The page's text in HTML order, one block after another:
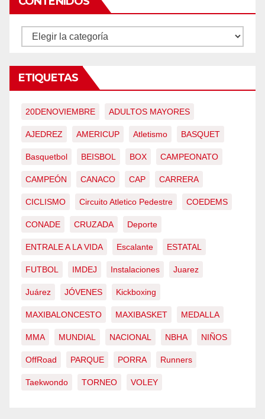
CONTENIDOS
ETIQUETAS
20DENOVIEMBRE ADULTOS MAYORES
AJEDREZ AMERICUP Atletismo BASQUET
Basquetbol BEISBOL BOX CAMPEONATO
CAMPEÓN CANACO CAP CARRERA
CICLISMO Circuito Atletico Pedestre COEDEMS
CONADE CRUZADA Deporte
ENTRALE A LA VIDA Escalante ESTATAL
FUTBOL IMDEJ Instalaciones Juarez
Juárez JÓVENES Kickboxing
MAXIBALONCESTO MAXIBASKET MEDALLA
MMA MUNDIAL NACIONAL NBHA NIÑOS
OffRoad PARQUE PORRA Runners
Taekwondo TORNEO VOLEY